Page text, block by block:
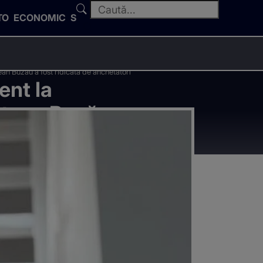
ECONOMIC SPORT
Buzău a fost ridicată de anchetatori
la
Buzău